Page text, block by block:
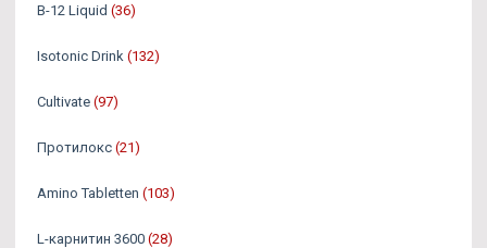
B-12 Liquid (36)
Isotonic Drink (132)
Cultivate (97)
Протилокс (21)
Amino Tabletten (103)
L-карнитин 3600 (28)